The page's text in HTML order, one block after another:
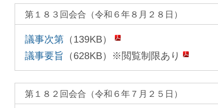
第１８３回会合（令和６年８月２８日）
議事次第 （139KB）
議事要旨 （628KB）※閲覧制限あり
第１８２回会合（令和６年７月２５日）